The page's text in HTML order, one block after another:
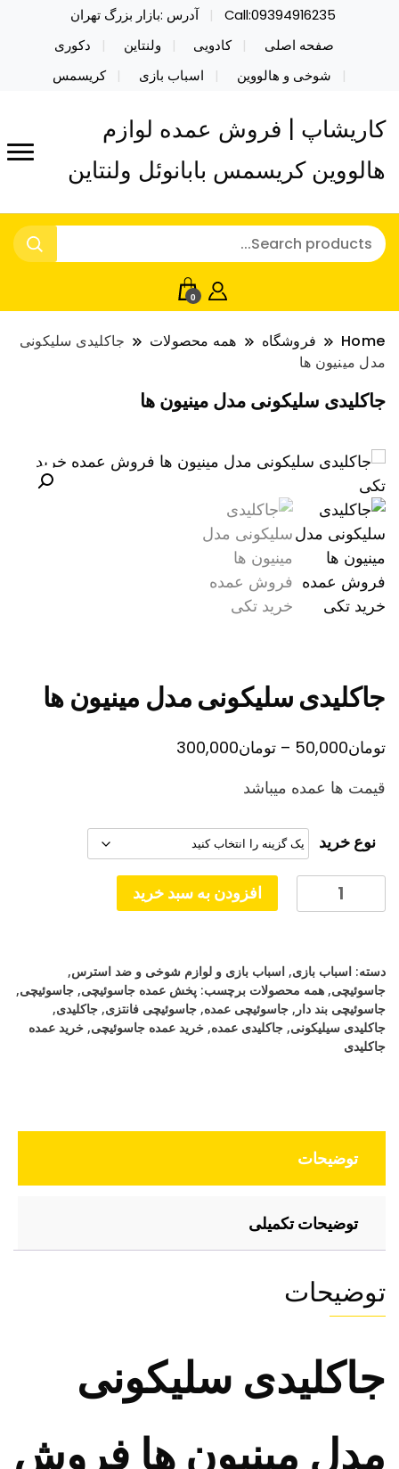
Call:09394916235
آدرس :بازار بزرگ تهران
صفحه اصلی
کادویی ولنتاین
دکوری
شوخی و هالووین
اسباب بازی کریسمس
کاریشاپ | فروش عمده لوازم
هالووین کریسمس بابانوئل ولنتاین
0
Home فروشگاه همه محصولات
جاکلیدی سلیکونی
مدل مینیون ها
جاکلیدی سلیکونی مدل مینیون ها
جاکلیدی سلیکونی مدل مینیون ها
تومان50,000
– تومان300,000
تا
تومان300,000
قیمت ها عمده میباشد
نوع خرید
جاکلیدی
سلیکونی
ها
عدد
افزودن به سبد خرید
دسته: اسباب بازی, اسباب بازی و لوازم شوخی و ضد استرس,
جاسوئیچی, همه محصولات برچسب: پخش عمده جاسوئیچی, جاسوئیچی,
جاسوئیچی بند دار , جاسوئیچی عمده, جاسوئیچی فانتزی, جاکلیدی,
جاکلیدی سیلیکونی, جاکلیدی عمده, خرید عمده جاسوئیچی, خرید عمده
جاکلیدی
توضیحات
توضیحات تکمیلی
توضیحات
جاکلیدی سلیکونی
مدل مینیون ها فروش